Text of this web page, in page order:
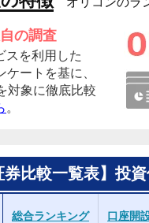
の調査
スを利用した
ートを基に、
対象に徹底比較
。
券比較一覧表】投
総合ランキング 口座開